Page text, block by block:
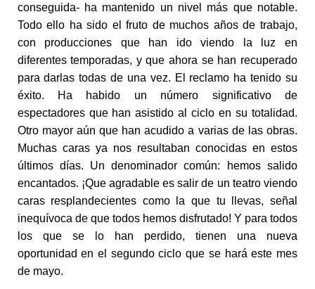
conseguida- ha mantenido un nivel más que notable.
Todo ello ha sido el fruto de muchos años de trabajo,
con producciones que han ido viendo la luz en
diferentes temporadas, y que ahora se han recuperado
para darlas todas de una vez. El reclamo ha tenido su
éxito. Ha habido un número significativo de
espectadores que han asistido al ciclo en su totalidad.
Otro mayor aún que han acudido a varias de las obras.
Muchas caras ya nos resultaban conocidas en estos
últimos días. Un denominador común: hemos salido
encantados. ¡Que agradable es salir de un teatro viendo
caras resplandecientes como la que tu llevas, señal
inequívoca de que todos hemos disfrutado! Y para todos
los que se lo han perdido, tienen una nueva
oportunidad en el segundo ciclo que se hará este mes
de mayo.